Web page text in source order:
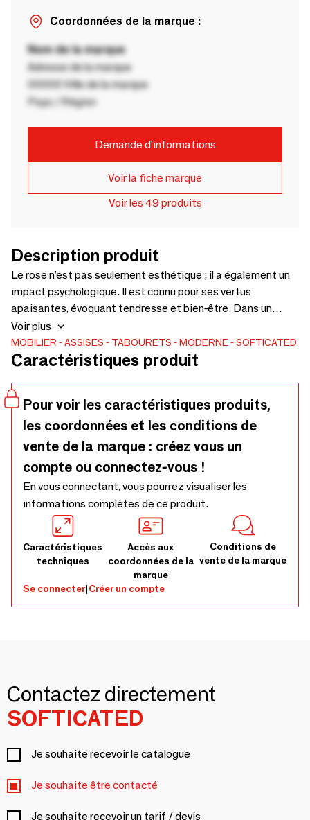
Coordonnées de la marque :
Nom de la marque
Adresse de la marque
00000 Ville de la marque
Pays / Région
Demande d'informations
Voir la fiche marque
Voir les 49 produits
Description produit
Le rose n’est pas seulement esthétique ; il a également un
impact psychologique. Il est connu pour ses vertus
apaisantes, évoquant tendresse et bien-être. Dans un
espace de vie, il peut contribuer à créer une atmosphère
chaleureuse et accueillante, favorisant la sérénité et la
détente. Notre tabouret iconique Signet Ring, symbole
l’esprit de notre marque. L'originalité du design de ce
tabouret, l'attention portée à l'esthétisme, le confort, la
praticité associés à cette couleur rose lumineuse
contribuent à créer des ambiances diverses.
Voir plus
MOBILIER ASSISES TABOURETS MODERNE SOFTICATED
Caractéristiques produit
Pour voir les caractéristiques produits,
les coordonnées et les conditions de
vente de la marque : créez vous un
compte ou connectez-vous !
En vous connectant, vous pourrez visualiser les
informations complètes de ce produit.
Caractéristiques
techniques
Accès aux
coordonnées de la
marque
Conditions de
vente de la marque
Se connecter|Créer un compte
Contactez directement
SOFTICATED
Je souhaite recevoir le catalogue
Je souhaite être contacté
Je souhaite recevoir un tarif / devis